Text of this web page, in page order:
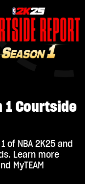
1 Courtside
of NBA 2K25 and
Learn more
MyTEAM